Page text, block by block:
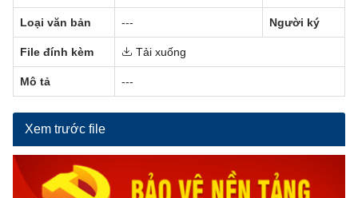
Loại văn bản --- Người ký
File đính kèm Tải xuống
Mô tả ---
Xem trước file